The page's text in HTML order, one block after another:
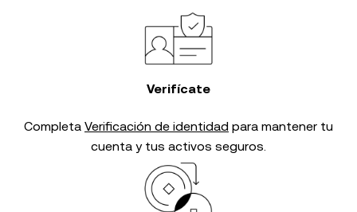
Verifícate
Completa Verificación de identidad para mantener tu
cuenta y tus activos seguros.